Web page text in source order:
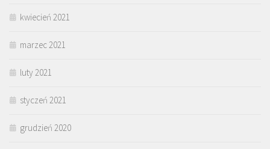
kwiecień 2021
marzec 2021
luty 2021
styczeń 2021
grudzień 2020